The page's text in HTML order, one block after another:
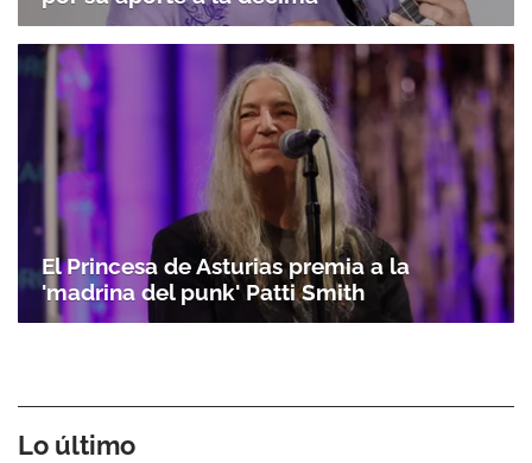
El Princesa de Asturias premia a la
'madrina del punk' Patti Smith
Lo último